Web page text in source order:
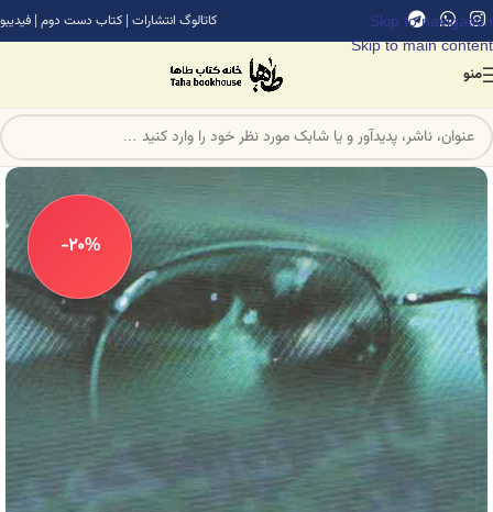
Skip to navigation
Skip to main content
کاتالوگ انتشارات | کتاب دست دوم | فیدیبو
منو
-20%